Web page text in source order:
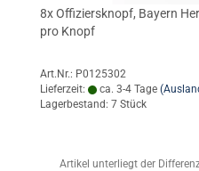
8x Offiziersknopf, Bayern
pro Knopf
Art.Nr.: P0125302
Lieferzeit:
ca. 3-4 Tage
Lagerbestand: 7 Stück
Artikel unterliegt der